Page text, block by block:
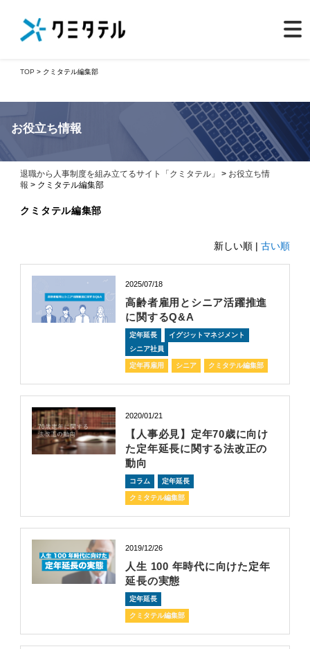
TOP > クミタテル編集部
お役立ち情報
退職から人事制度を組み立てるサイト「クミタテル」 > お役立ち情
報 > クミタテル編集部
クミタテル編集部
新しい順 | 古い順
2025/07/18
高齢者雇用とシニア活躍推進
に関するQ&A
定年延長
イグジットマネジメント
シニア社員
定年再雇用 シニア クミタテル編集部
2020/01/21
【人事必見】定年70歳に向け
た定年延長に関する法改正の
動向
コラム 定年延長
クミタテル編集部
2019/12/26
人生 100 年時代に向けた定年
延長の実態
定年延長
クミタテル編集部